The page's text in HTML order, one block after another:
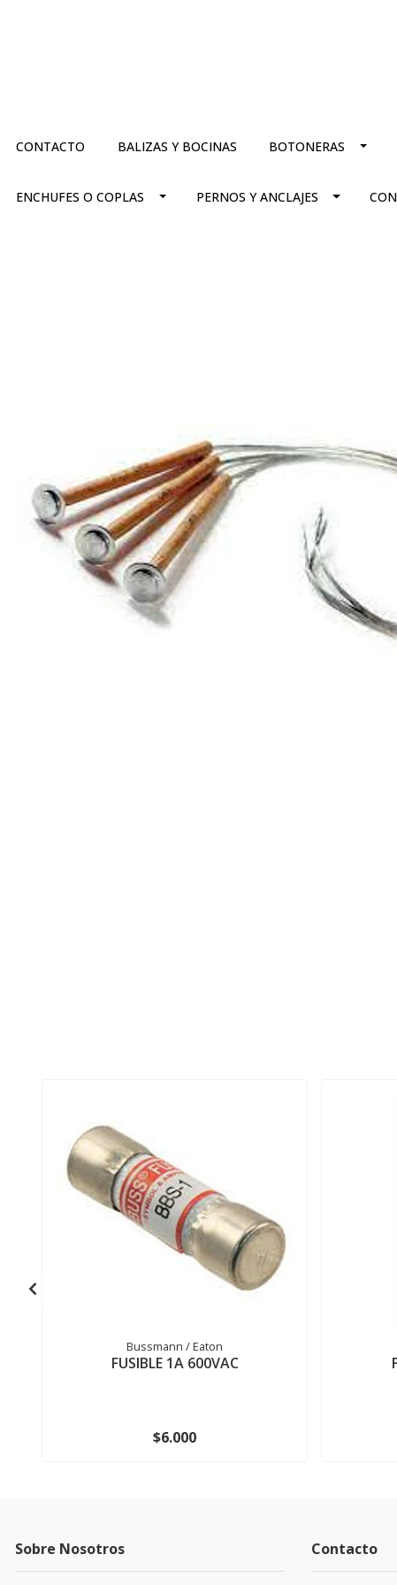
CONTACTO BALIZAS Y BOCINAS BOTONERAS
ENCHUFES O COPLAS PERNOS Y ANCLAJES
Bussmann / Eaton
FUSIBLE 1A 600VAC
$6.000
Sobre Nosotros Contacto